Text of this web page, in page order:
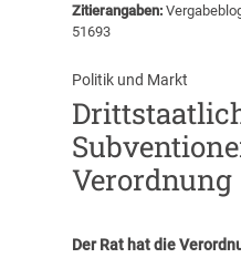
Zitierangaben:
51693
Politik und Markt
Verordnung
Der Rat hat die